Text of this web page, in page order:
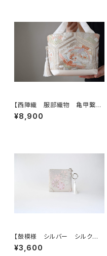
【西陣織 服部織物 亀甲繋ぎ
に鳳凰・花模様 帯リメイク ト
ートバッグ】日常使い、結婚式、パ
¥8,900
【鼓模様 シルバー シルク帯リ
メイク バッグチャーム型スクエ
アポーチ】メイクポーチ 旅
¥3,600